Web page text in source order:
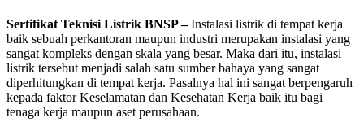
Sertifikat Teknisi Listrik BNSP –Instalasi listrik di tempat kerja
baik sebuah perkantoran maupun industri merupakan instalasi yang
sangat kompleks dengan skala yang besar. Maka dari itu, instalasi
listrik tersebut menjadi salah satu sumber bahaya yang sangat
diperhitungkan di tempat kerja. Pasalnya hal ini sangat berpengaruh
kepada faktor Keselamatan dan Kesehatan Kerja baik itu bagi
tenaga kerja maupun aset perusahaan.